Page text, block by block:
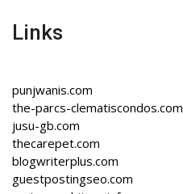
Links
punjwanis.com
the-parcs-clematiscondos.com
jusu-gb.com
thecarepet.com
blogwriterplus.com
guestpostingseo.com